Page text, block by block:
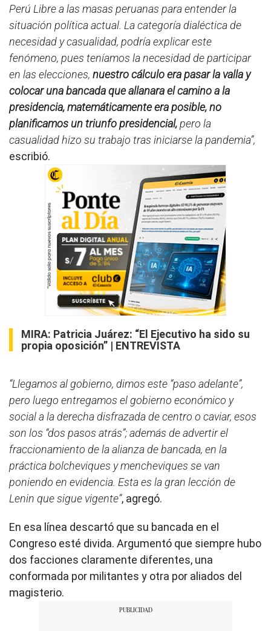
Perú Libre a las masas peruanas para entender la
situación política actual. La categoría dialéctica de
necesidad y casualidad, podría explicar este
fenómeno, pues teníamos la necesidad de participar
en las elecciones, nuestro cálculo era pasar la valla y
colocar una bancada que allanara el camino a la
presidencia, matemáticamente era posible, no
planificamos un triunfo presidencial,pero la
casualidad hizo su trabajo tras iniciarse la pandemia”,
escribió.
MIRA: Patricia Juárez: “El Ejecutivo ha sido su
propia oposición” | ENTREVISTA
“Llegamos al gobierno, dimos este “paso adelante”,
pero luego entregamos el gobierno económico y
social a la derecha disfrazada de centro o caviar, esos
son los “dos pasos atrás”; además de advertir el
fraccionamiento de la alianza de bancada, en la
práctica bolcheviques y mencheviques se van
poniendo en evidencia. Esta es la gran lección de
Lenin que sigue vigente”, agregó.
En esa línea descartó que su bancada en el
Congreso esté divida. Argumentó que siempre hubo
dos facciones claramente diferentes, una
conformada por militantes y otra por aliados del
magisterio.